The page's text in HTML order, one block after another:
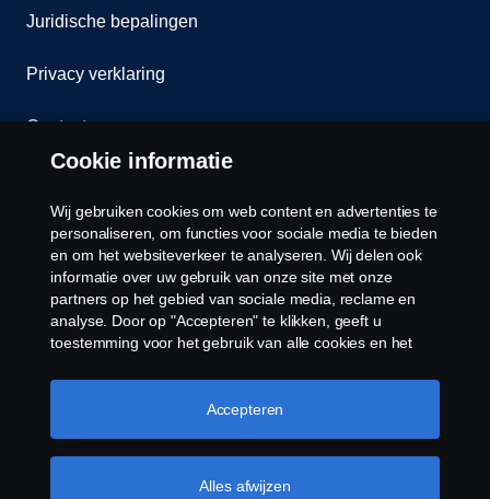
Juridische bepalingen
Privacy verklaring
Contact
Cookiebeleid
Cookies
Voorbehouden. Scania Nederland B.V. Postbus
Cookie informatie
Wij gebruiken cookies om web content en advertenties te
personaliseren, om functies voor sociale media te bieden
en om het websiteverkeer te analyseren. Wij delen ook
informatie over uw gebruik van onze site met onze
partners op het gebied van sociale media, reclame en
analyse. Door op "Accepteren" te klikken, geeft u
toestemming voor het gebruik van alle cookies en het
door op "Cookie Instellingen" te klikken en de
categorieën te selecteren die u wilt accepteren. Voor een
Alles afwijzen
Accepteren